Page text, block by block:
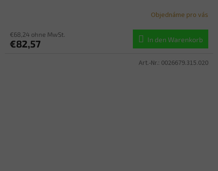
Objednáme pro vás
€68,24 ohne MwSt.
€82,57 In den Warenkorb
Art.-Nr.: 0026679.315.020